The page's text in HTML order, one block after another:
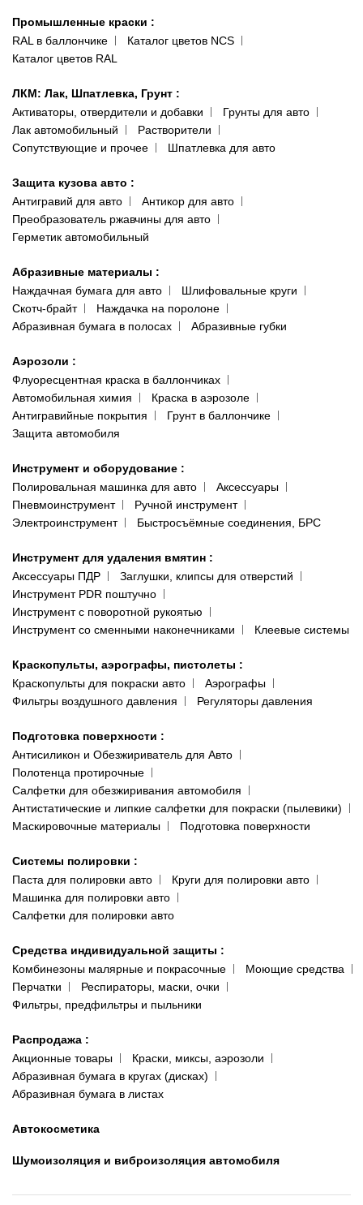
Промышленные краски :
RAL в баллончике
Каталог цветов NCS
Каталог цветов RAL
ЛКМ: Лак, Шпатлевка, Грунт :
Активаторы, отвердители и добавки
Грунты для авто
Лак автомобильный
Растворители
Сопутствующие и прочее
Шпатлевка для авто
Защита кузова авто :
Антигравий для авто
Антикор для авто
Преобразователь ржавчины для авто
Герметик автомобильный
Абразивные материалы :
Наждачная бумага для авто
Шлифовальные круги
Скотч-брайт
Наждачка на поролоне
Абразивная бумага в полосах
Абразивные губки
Аэрозоли :
Флуоресцентная краска в баллончиках
Автомобильная химия
Краска в аэрозоле
Антигравийные покрытия
Грунт в баллончике
Защита автомобиля
Инструмент и оборудование :
Полировальная машинка для авто
Аксессуары
Пневмоинструмент
Ручной инструмент
Электроинструмент
Быстросъёмные соединения, БРС
Инструмент для удаления вмятин :
Аксессуары ПДР
Заглушки, клипсы для отверстий
Инструмент PDR поштучно
Инструмент с поворотной рукоятью
Инструмент со сменными наконечниками
Клеевые системы
Краскопульты, аэрографы, пистолеты :
Краскопульты для покраски авто
Аэрографы
Фильтры воздушного давления
Регуляторы давления
Подготовка поверхности :
Антисиликон и Обезжириватель для Авто
Полотенца протирочные
Салфетки для обезжиривания автомобиля
Антистатические и липкие салфетки для покраски (пылевики)
Маскировочные материалы
Подготовка поверхности
Системы полировки :
Паста для полировки авто
Круги для полировки авто
Машинка для полировки авто
Салфетки для полировки авто
Средства индивидуальной защиты :
Комбинезоны малярные и покрасочные
Моющие средства
Перчатки
Респираторы, маски, очки
Фильтры, предфильтры и пыльники
Распродажа :
Акционные товары
Краски, миксы, аэрозоли
Абразивная бумага в кругах (дисках)
Абразивная бумага в листах
Автокосметика
Шумоизоляция и виброизоляция автомобиля